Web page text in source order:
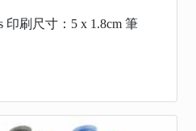
印刷尺寸：5 x 1.8cm 筆